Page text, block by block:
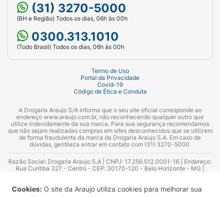
Cookies: O site da Araujo utiliza cookies para melhorar sua
(31) 3270-5000
(BH e Região) Todos os dias, 06h às 00h
0300.313.1010
(Todo Brasil) Todos os dias, 06h às 00h
Termo de Uso
Portal da Privacidade
Covid-19
Código de Ética e Conduta
A Drogaria Araujo S/A informa que o seu site oficial corresponde ao
endereço www.araujo.com.br, não reconhecendo qualquer outro que
utilize indevidamente da sua marca. Para sua segurança recomendamos
que não sejam realizadas compras em sites desconhecidos que se utilizem
de forma fraudulenta da marca da Drogaria Araujo S.A. Em caso de
dúvidas, gentileza entrar em contato com (31) 3270-5000.
Razão Social: Drogaria Araujo S.A | CNPJ: 17.256.512.0001-16 | Endereço:
Rua Curitiba 327 - Centro - CEP: 30170-120 - Belo Horizonte - MG |
Azevedo Guimarães – CRF 10.965 | Yasmin Silva Alvarenga – CRF 52.584 -